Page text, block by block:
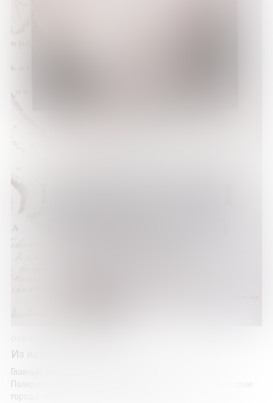
Из истории Полярного
Главный хранитель историко-краеведческого музея г.
Полярного Олег Вербин рассказывает о страницах истории
города, названного в честь императора ...